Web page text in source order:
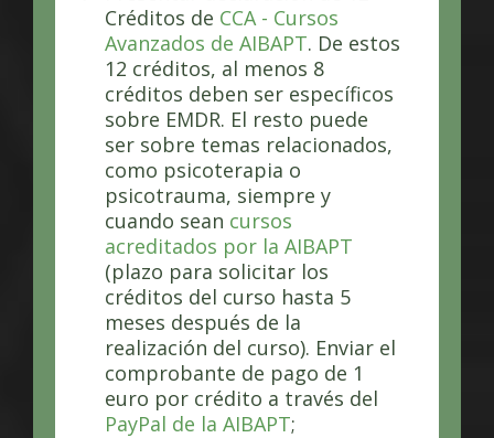
Créditos de CCA - Cursos
Avanzados de AIBAPT. De estos
12 créditos, al menos 8
créditos deben ser específicos
sobre EMDR. El resto puede
ser sobre temas relacionados,
como psicoterapia o
psicotrauma, siempre y
cuando sean cursos
acreditados por la AIBAPT
(plazo para solicitar los
créditos del curso hasta 5
meses después de la
realización del curso). Enviar el
comprobante de pago de 1
euro por crédito a través del
PayPal de la AIBAPT;